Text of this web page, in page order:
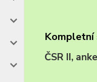
Kompletní
ČSR II,